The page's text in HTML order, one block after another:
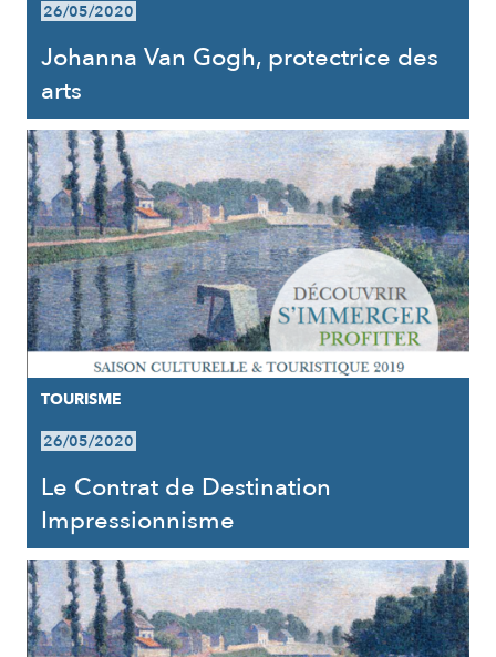
26/05/2020
Johanna Van Gogh, protectrice des
arts
TOURISME
26/05/2020
Le Contrat de Destination
Impressionnisme